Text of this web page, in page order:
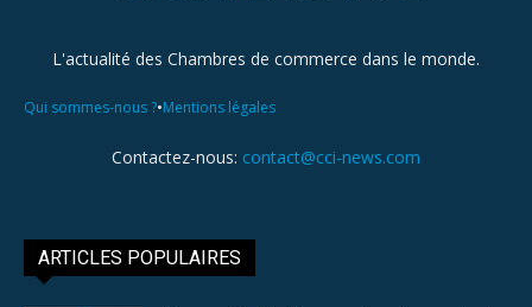
L'actualité des Chambres de commerce dans le monde.
Qui sommes-nous ?•Mentions légales
Contactez-nous: contact@cci-news.com
ARTICLES POPULAIRES